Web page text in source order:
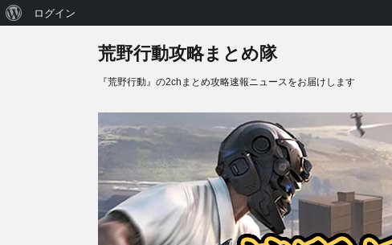
荒野行動攻略まとめ隊
『荒野行動』の2chまとめ攻略速報ニュースをお届けします
WordPress
ログイン